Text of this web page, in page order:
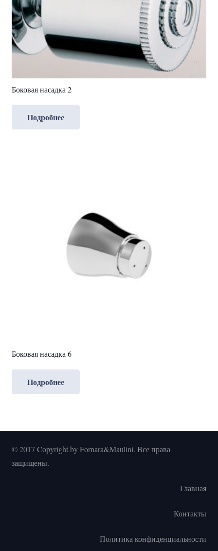
Боковая насадка 2
Подробнее
Боковая насадка 6
Подробнее
© 2017 Copyright by Fornara&Maulini. Все права
защищены.
Главная
Контакты
Политика конфиденциальности